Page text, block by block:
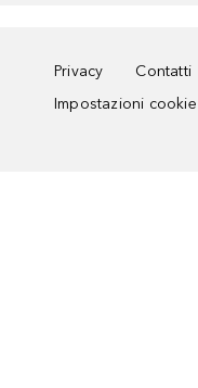
Privacy Contatti
Impostazioni cookie